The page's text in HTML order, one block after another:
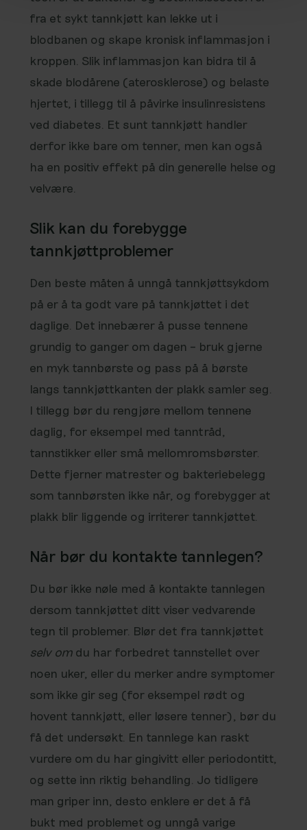
fra et sykt tannkjøtt kan lekke ut i
blodbanen og skape kronisk inflammasjon i
kroppen. Slik inflammasjon kan bidra til å
skade blodårene (aterosklerose) og belaste
hjertet, i tillegg til å påvirke insulinresistens
ved diabetes. Et sunt tannkjøtt handler
derfor ikke bare om tenner, men kan også
ha en positiv effekt på din generelle helse og
velvære.
Slik kan du forebygge
tannkjøttproblemer
Den beste måten å unngå tannkjøttsykdom
på er å ta godt vare på tannkjøttet i det
daglige. Det innebærer å pusse tennene
grundig to ganger om dagen – bruk gjerne
en myk tannbørste og pass på å børste
langs tannkjøttkanten der plakk samler seg.
I tillegg bør du rengjøre mellom tennene
daglig, for eksempel med tanntråd,
tannstikker eller små mellomromsbørster.
Dette fjerner matrester og bakteriebelegg
som tannbørsten ikke når, og forebygger at
plakk blir liggende og irriterer tannkjøttet.
Når bør du kontakte tannlegen?
Du bør ikke nøle med å kontakte tannlegen
dersom tannkjøttet ditt viser vedvarende
tegn til problemer. Blør det fra tannkjøttet
selv omdu har forbedret tannstellet over
noen uker, eller du merker andre symptomer
som ikke gir seg (for eksempel rødt og
hovent tannkjøtt, eller løsere tenner), bør du
få det undersøkt. En tannlege kan raskt
vurdere om du har gingivitt eller periodontitt,
og sette inn riktig behandling. Jo tidligere
man griper inn, desto enklere er det å få
bukt med problemet og unngå varige